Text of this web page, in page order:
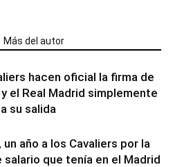
Más del autor
hacen oficial la firma de
el Real Madrid simplemente
su salida
un año a los Cavaliers por la
salario que tenía en el Madrid